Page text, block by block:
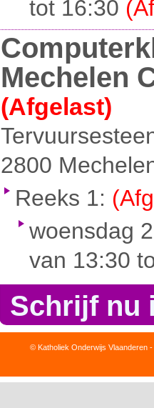
tot 16:30
Mechelen
(Afgelast)
2800
Reeks 1:
woensdag
van 13:30
Schrijf nu
© Katholiek Onderwijs Vlaanderen